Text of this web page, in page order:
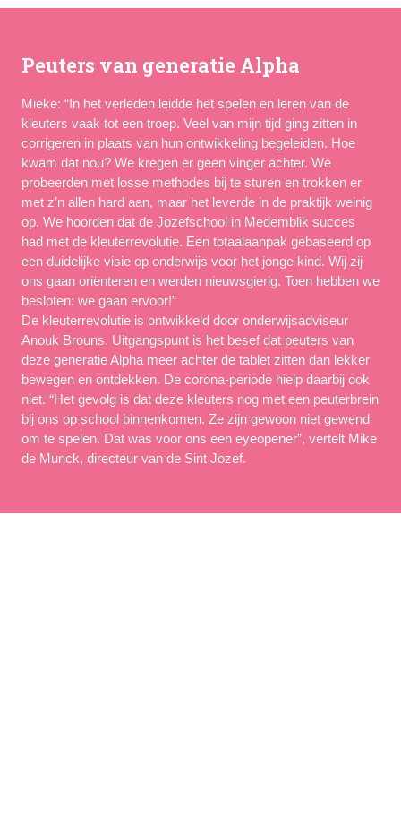
Peuters van generatie Alpha
Mieke: “In het verleden leidde het spelen en leren van de
kleuters vaak tot een troep. Veel van mijn tijd ging zitten in
corrigeren in plaats van hun ontwikkeling begeleiden. Hoe
kwam dat nou? We kregen er geen vinger achter. We
probeerden met losse methodes bij te sturen en trokken er
met z’n allen hard aan, maar het leverde in de praktijk weinig
op. We hoorden dat de Jozefschool in Medemblik succes
had met de kleuterrevolutie. Een totaalaanpak gebaseerd op
een duidelijke visie op onderwijs voor het jonge kind. Wij zij
ons gaan oriënteren en werden nieuwsgierig. Toen hebben we
besloten: we gaan ervoor!”
De kleuterrevolutie is ontwikkeld door onderwijsadviseur
Anouk Brouns. Uitgangspunt is het besef dat peuters van
deze generatie Alpha meer achter de tablet zitten dan lekker
bewegen en ontdekken. De corona-periode hielp daarbij ook
niet. “Het gevolg is dat deze kleuters nog met een peuterbrein
bij ons op school binnenkomen. Ze zijn gewoon niet gewend
om te spelen. Dat was voor ons een eyeopener”, vertelt Mike
de Munck, directeur van de Sint Jozef.